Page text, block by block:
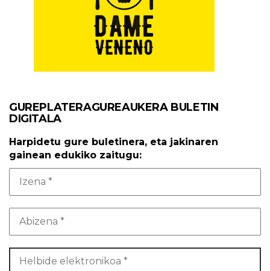
GUREPLATERAGUREAUKERA BULETIN
DIGITALA
Harpidetu gure buletinera, eta jakinaren
gainean edukiko zaitugu: